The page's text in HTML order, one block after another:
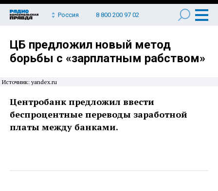
Россия 8 800 200 97 02
ЦБ предложил новый метод
борьбы с «зарплатным рабством»
Источник: yandex.ru
Центробанк предложил ввести
беспроцентные переводы заработной
платы между банками.